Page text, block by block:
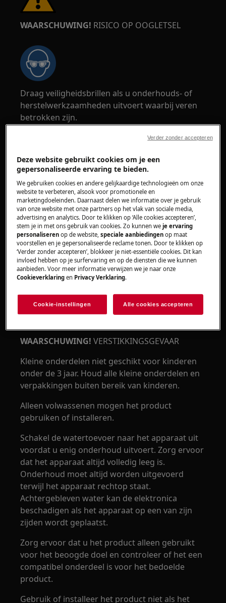
WAARSCHUWING! RISICO OP OOGLETSEL
Draag veiligheidsbrillen als u onderhouds- of
herstelwerkzaamheden uitvoert waarbij veren
betrokken zijn.
WAARSCHUWING!RISICO OP KNELLEN
Draag veiligheidshandschoenen als u
onderhouds- of herstelwerkzaamheden uitvoert
waarbij riemen betrokken zijn.
WAARSCHUWING! VERSTIKKINGSGEVAAR
Kleine onderdelen niet geschikt voor kinderen
onder de 3 jaar. Houd alle kleine onderdelen en
verpakkingen buiten bereik van kinderen.
Alleen volwassenen mogen het product
gebruiken of installeren.
Schakel de watertoevoer naar het apparaat uit
voordat u enig onderhoud uitvoert. Zorg ervoor
dat het apparaat altijd volledig leeg is.
Onderhoud moet altijd worden uitgevoerd
terwijl het apparaat rechtop staat.
Achtergebleven water kan de elektronica
beschadigen als het apparaat op een van zijn
zijden wordt geplaatst.
Zorg ervoor dat u het product alleen gebruikt
voor het beoogde doel en controleer of het een
compatibel onderdeel is voor het bedoelde
product.
Gebruik of installeer het product niet als het
Deze website gebruikt cookies om je een
gepersonaliseerde ervaring te bieden.
We gebruiken cookies en andere gelijkaardige technologieën om onze
website te verbeteren, alsook voor promotionele en
marketingdoeleinden. Daarnaast delen we informatie over je gebruik
van onze website met onze partners op het vlak van sociale media,
advertising en analytics. Door te klikken op ‘Alle cookies accepteren’,
stem je in met ons gebruik van cookies. Zo kunnen weje ervaring
personaliseren op de website,speciale aanbiedingen op maat
voorstellen en je gepersonaliseerde reclame tonen. Door te klikken op
‘Verder zonder accepteren’, blokkeer je niet-essentiële cookies. Dit kan
invloed hebben op je surfervaring en op de diensten die we kunnen
aanbieden. Voor meer informatie verwijzen we je naar onze
Cookieverklaringen Privacy Verklaring.
Cookie-instellingen Alle cookies accepteren
Verder zonder accepteren